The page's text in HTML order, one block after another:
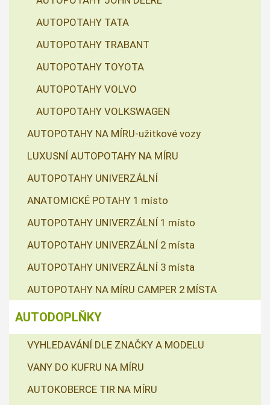
AUTOPOTAHY TATA
AUTOPOTAHY TRABANT
AUTOPOTAHY TOYOTA
AUTOPOTAHY VOLVO
AUTOPOTAHY VOLKSWAGEN
AUTOPOTAHY NA MÍRU-užitkové vozy
LUXUSNÍ AUTOPOTAHY NA MÍRU
AUTOPOTAHY UNIVERZÁLNÍ
ANATOMICKÉ POTAHY 1 místo
AUTOPOTAHY UNIVERZÁLNÍ 1 místo
AUTOPOTAHY UNIVERZÁLNÍ 2 místa
AUTOPOTAHY UNIVERZÁLNÍ 3 místa
AUTOPOTAHY NA MÍRU CAMPER 2 MÍSTA
AUTODOPLŇKY
VYHLEDAVÁNÍ DLE ZNAČKY A MODELU
VANY DO KUFRU NA MÍRU
AUTOKOBERCE TIR NA MÍRU